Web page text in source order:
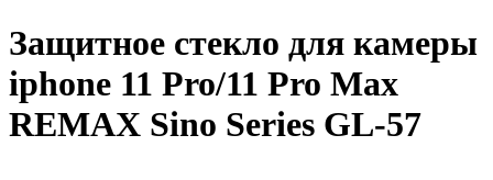
Защитное стекло для камеры
iphone 11 Pro/11 Pro Max
REMAX Sino Series GL-57